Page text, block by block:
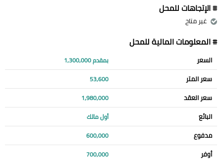
# الإتجاهات للمحل
غير متاح
# المعلومات المالية للمحل
السعر بمقدم 1,300,000
سعر المتر 53,600
سعر العقد 1,980,000
البائع أول مالك
مدفوع 600,000
أوفر 700,000